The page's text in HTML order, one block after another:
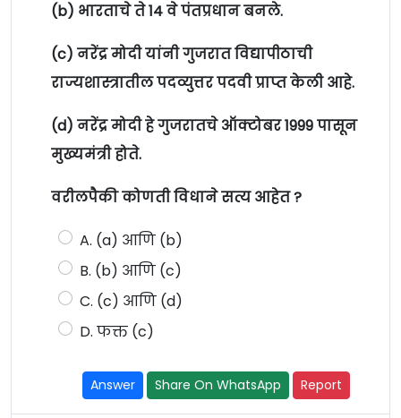
(b) भारताचे ते 14 वे पंतप्रधान बनले.
(c) नरेंद्र मोदी यांनी गुजरात विद्यापीठाची
राज्यशास्त्रातील पदव्युत्तर पदवी प्राप्त केली आहे.
(d) नरेंद्र मोदी हे गुजरातचे ऑक्टोबर 1999 पासून
मुख्यमंत्री होते.
वरीलपैकी कोणती विधाने सत्य आहेत ?
A. (a) आणि (b)
B. (b) आणि (c)
C. (c) आणि (d)
D. फक्त (c)
Answer Share On WhatsApp Report